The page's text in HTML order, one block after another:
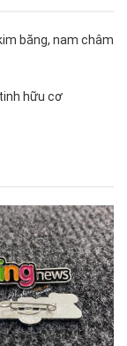
băng, nam châm
hữu cơ